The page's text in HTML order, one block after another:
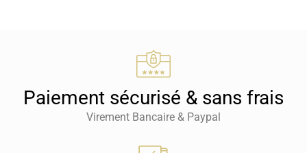
Paiement sécurisé & sans frais
Virement Bancaire & Paypal